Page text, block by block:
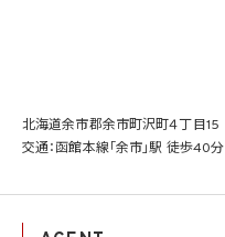
北海道余市郡余市町沢町４丁目15
交通：函館本線「余市」駅 徒歩40分